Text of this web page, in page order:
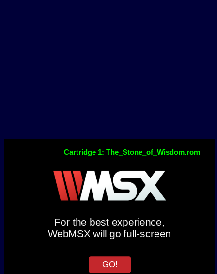
For the best experience,
WebMSX will go full-screen
GO!